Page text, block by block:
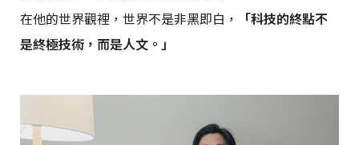
在他的世界觀裡，世界不是非黑即白，
「科技的終點不
是終極技術，而是人文。」